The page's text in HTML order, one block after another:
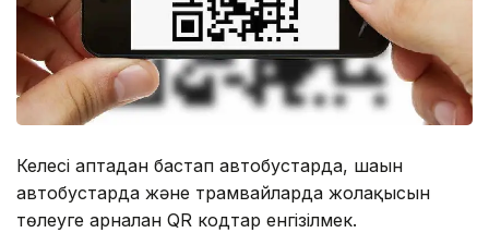
Келесі аптадан бастап автобустарда, шағын
автобустарда және трамвайларда жолақысын
төлеуге арналған QR кодтар енгізілмек.